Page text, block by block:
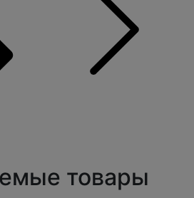
товары